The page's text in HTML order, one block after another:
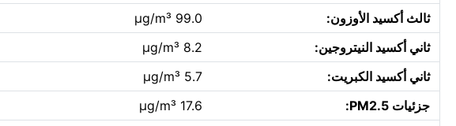
ثالث أكسيد الأوزون:
99.0 µg/m³
ثاني أكسيد النيتروجين:
8.2 µg/m³
ثاني أكسيد الكبريت:
5.7 µg/m³
جزئيات PM2.5:
17.6 µg/m³